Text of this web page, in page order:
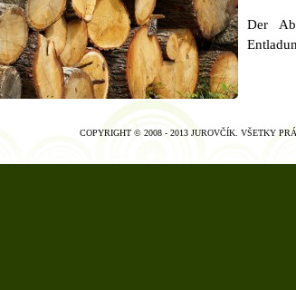
Der
COPYRIGHT © 2008 - 2013 JUROVČÍK. VŠETKY